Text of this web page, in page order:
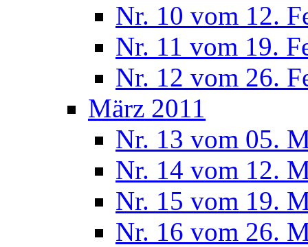
Nr. 10 vom 12.
Nr. 11 vom 19.
Nr. 12 vom 26.
März 2011
Nr. 13 vom 05.
Nr. 14 vom 12.
Nr. 15 vom 19.
Nr. 16 vom 26.